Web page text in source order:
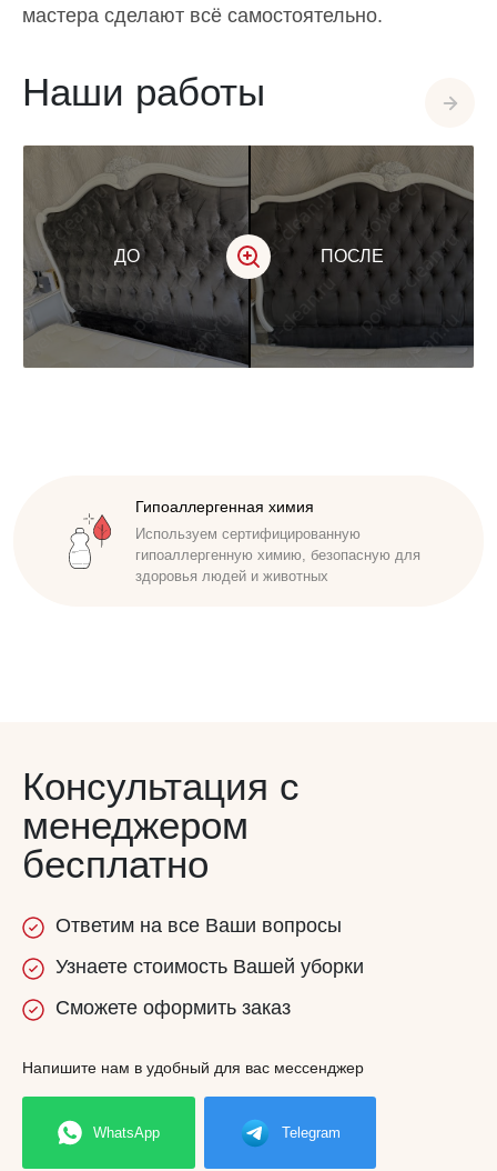
мастера сделают всё самостоятельно.
Наши работы
ДО ПОСЛЕ
Доступная стоимость
Удобные способы оплаты. Наличный,
безналичный расчет. Работаем по договору
Консультация с
менеджером
бесплатно
Ответим на все Ваши вопросы
Узнаете стоимость Вашей уборки
Сможете оформить заказ
Напишите нам в удобный для вас мессенджер
WhatsApp Telegram